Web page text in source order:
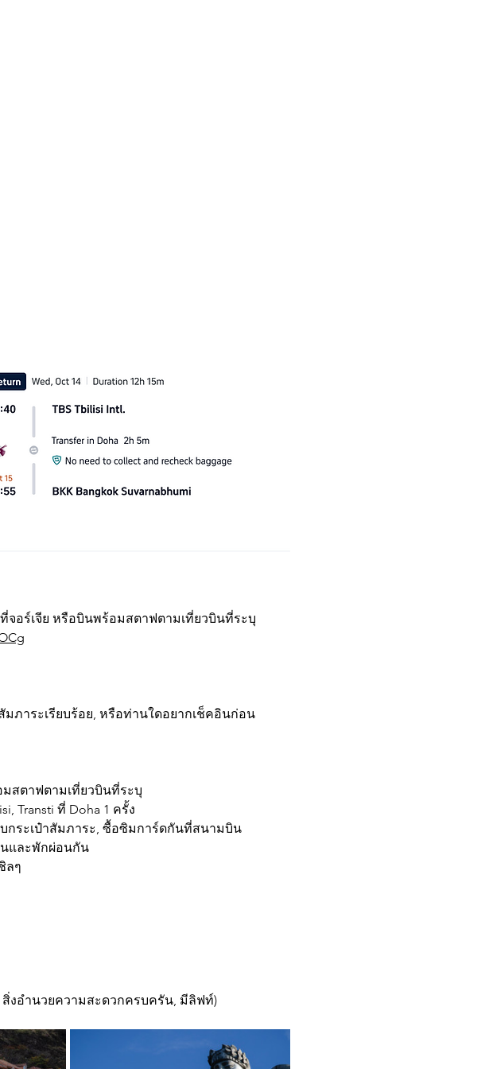
จอร์เจีย หรือบินพร้อมสตาฟตามเที่ยวบินที่ระบุ
าระเรียบร้อย, หรือท่านใดอยากเช็คอินก่อน
สตาฟตามเที่ยวบินที่ระบุ
Transti ที่ Doha 1 ครั้ง
บกระเป๋าสัมภาระ, ซื้อซิมการ์ดกันที่สนามบิน
และพักผ่อนกัน
ลๆ
สิ่งอำนวยความสะดวกครบครัน, มีลิฟท์)